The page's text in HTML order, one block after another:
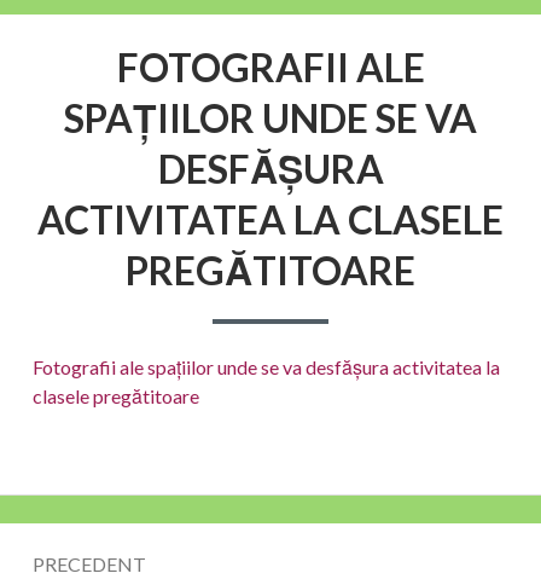
FOTOGRAFII ALE
SPAȚIILOR UNDE SE VA
DESFĂȘURA
ACTIVITATEA LA CLASELE
PREGĂTITOARE
Fotografii ale spațiilor unde se va desfășura activitatea la
clasele pregătitoare
PRECEDENT